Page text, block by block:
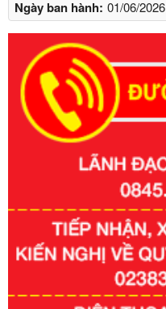
Ngày ban hành: 01/06/2026